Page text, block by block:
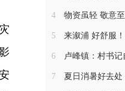
4 物资虽轻 敬意至诚——溆
5 来溆浦 好舒服！ “我与溆浦的
6 卢峰镇：村书记自制简
7 夏日消暑好去处！